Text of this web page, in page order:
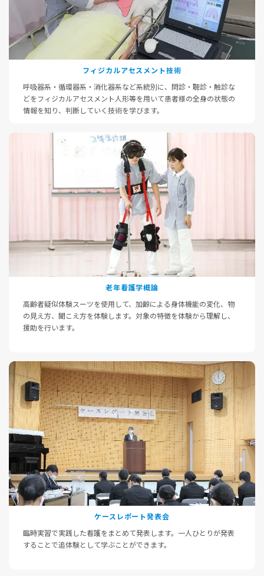
フィジカルアセスメント技術
呼吸器系・循環器系・消化器系など系統別に、問診・聴診・触診な
どをフィジカルアセスメント人形等を用いて患者様の全身の状態の
情報を知り、判断していく技術を学びます。
老年看護学概論
高齢者疑似体験スーツを使用して、加齢による身体機能の変化、物
の見え方、聞こえ方を体験します。対象の特徴を体験から理解し、
援助を行います。
ケースレポート発表会
臨時実習で実践した看護をまとめて発表します。一人ひとりが発表
することで追体験として学ぶことができます。